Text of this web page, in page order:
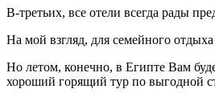
В-третьих, все отели всегда рады
На мой взгляд, для семейного
Но летом, конечно, в Египте Вам
хороший горящий тур по выгодной